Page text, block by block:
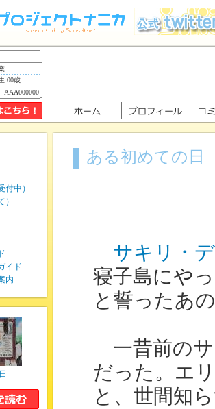
00歳
AAA000000
ある初めての日
サキリ・
寝子島にや
と誓ったあ
一昔前のサ
だった。エ
と、世間知
付中）
イド
内